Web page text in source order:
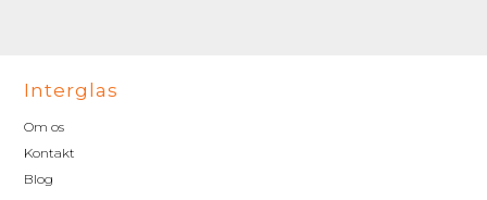
Interglas
Om os
Kontakt
Blog